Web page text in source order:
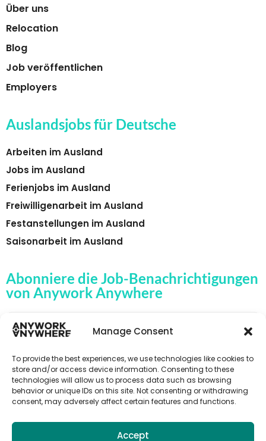
Manage Consent
To provide the best experiences, we use technologies like cookies to
store and/or access device information. Consenting to these
technologies will allow us to process data such as browsing
behavior or unique IDs on this site. Not consenting or withdrawing
consent, may adversely affect certain features and functions.
Accept
Über uns
Relocation
Blog
Job veröffentlichen
Employers
Auslandsjobs für Deutsche
Arbeiten im Ausland
Jobs im Ausland
Ferienjobs im Ausland
Freiwilligenarbeit im Ausland
Festanstellungen im Ausland
Saisonarbeit im Ausland
Abonniere die Job-Benachrichtigungen
von Anywork Anywhere
🌟JOB-ALERTS ERHALTEN